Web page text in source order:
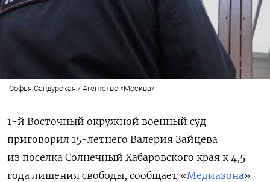
Софья Сандурская / Агентство «Москва»
1-й Восточный окружной военный суд
приговорил 15-летнего Валерия Зайцева
из поселка Солнечный Хабаровского края к 4,5
года лишения свободы, сообщает «Медиазона»